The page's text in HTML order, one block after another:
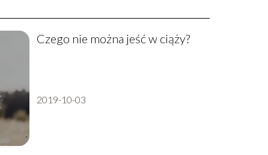
Czego nie można jeść w ciąży?
2019-10-03